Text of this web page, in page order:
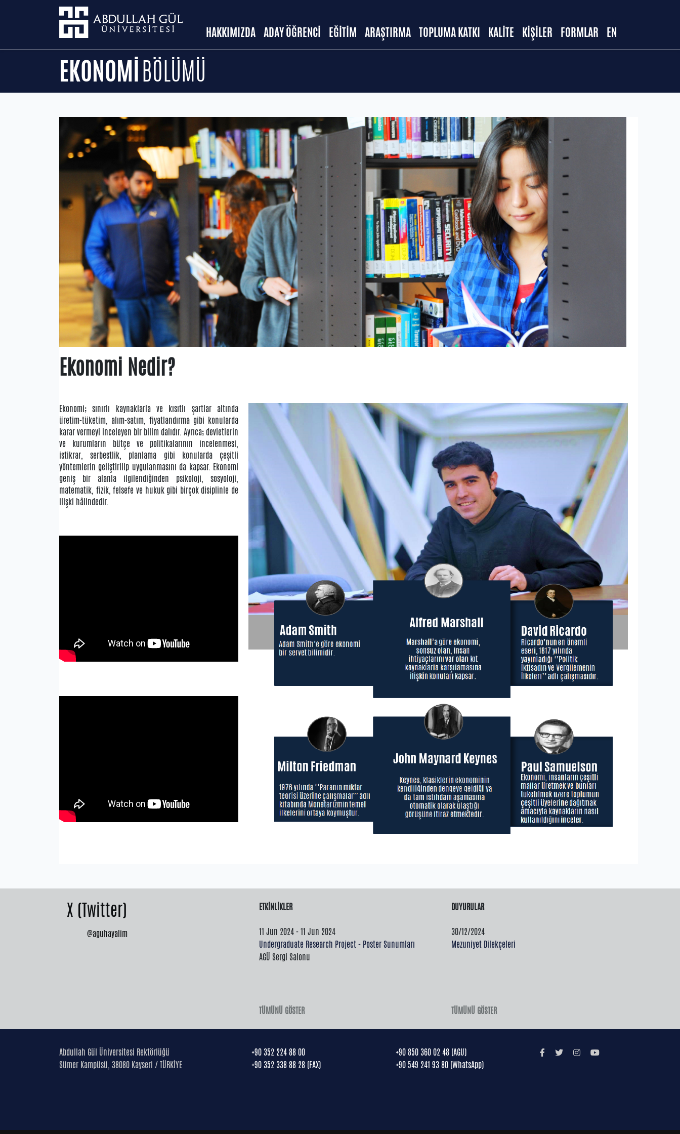
HAKKIMIZDA ADAY ÖĞRENCİ EĞİTİM ARAŞTIRMA TOPLUMA KATKI KALİTE KİŞİLER FORMLAR EN
EKONOMİBÖLÜMÜ
Ekonomi Nedir?
Ekonomi; sınırlı kaynaklarla ve kısıtlı şartlar altında
üretim-tüketim, alım-satım, fiyatlandırma gibi konularda
karar vermeyi inceleyen bir bilim dalıdır. Ayrıca; devletlerin
ve kurumların bütçe ve politikalarının incelenmesi,
istikrar, serbestlik, planlama gibi konularda çeşitli
yöntemlerin geliştirilip uygulanmasını da kapsar. Ekonomi
geniş bir alanla ilgilendiğinden psikoloji, sosyoloji,
matematik, fizik, felsefe ve hukuk gibi birçok disiplinle de
ilişki hâlindedir.
X (Twitter)
@aguhayalim
ETKİNLİKLER
Undergraduate Research Project - Poster Sunumları
Resilient and Smiley Cities: A Digital Content Analysis
TÜMÜNÜ GÖSTER
DUYURULAR
Mezuniyet Dilekçeleri
TÜMÜNÜ GÖSTER
Abdullah Gül Üniversitesi Rektörlüğü
Sümer Kampüsü, 38080 Kayseri / TÜRKİYE
+90 352 224 88 00
+90 352 338 88 28 (FAX)
+90 850 360 02 48 (AGU)
+90 549 241 93 80 (WhatsApp)